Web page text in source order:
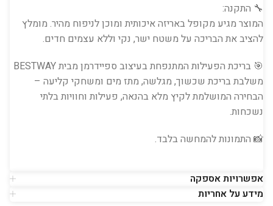
🔧 התקנה:
המוצר מגיע מקופל באריזה איכותית ומוכן לניפוח מהיר. מומלץ
להציב את הבריכה על משטח ישר, נקי וללא עצמים חדים.
🎯 בריכת הפעילות המתנפחת בעיצוב ספיידרמן מבית BESTWAY
משלבת בריכת שכשוך, מגלשה, מתז מים ומשחקי קליעה –
הבחירה המושלמת לקיץ מלא בהנאה, פעילות וחוויות בלתי
נשכחות.
📸 התמונות להמחשה בלבד.
אפשרויות אספקה
מידע על אחריות